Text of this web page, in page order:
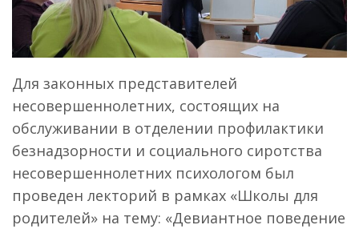
Для законных представителей
несовершеннолетних, состоящих на
обслуживании в отделении профилактики
безнадзорности и социального сиротства
несовершеннолетних психологом был
проведен лекторий в рамках «Школы для
родителей» на тему: «Девиантное поведение